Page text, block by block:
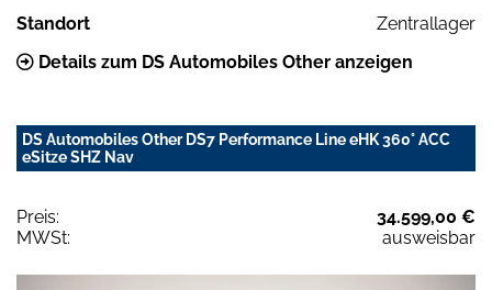
Standort
Zentrallager
Details zum DS Automobiles Other anzeigen
DS Automobiles Other DS7 Performance Line eHK 360° ACC
eSitze SHZ Nav
Preis:
34.599,00 €
MWSt:
ausweisbar